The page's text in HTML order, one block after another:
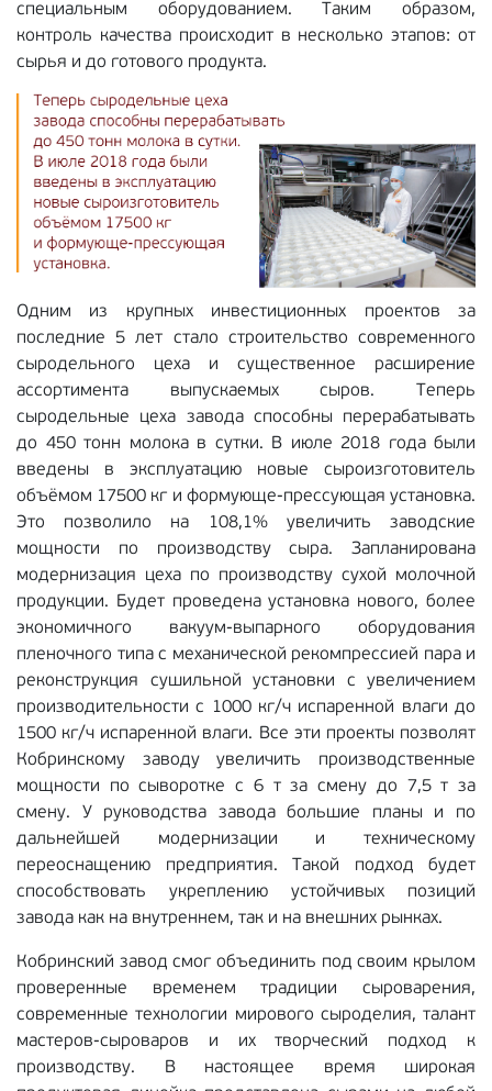
специальным оборудованием. Таким образом,
контроль качества происходит в несколько этапов: от
сырья и до готового продукта.
Одним из крупных инвестиционных проектов за
последние 5 лет стало строительство современного
сыродельного цеха и существенное расширение
ассортимента выпускаемых сыров. Теперь
сыродельные цеха завода способны перерабатывать
до 450 тонн молока в сутки. В июле 2018 года были
введены в эксплуатацию новые сыроизготовитель
объёмом 17500 кг и формующе-прессующая установка.
Это позволило на 108,1% увеличить заводские
мощности по производству сыра. Запланирована
модернизация цеха по производству сухой молочной
продукции. Будет проведена установка нового, более
экономичного вакуум-выпарного оборудования
пленочного типа с механической рекомпрессией пара и
реконструкция сушильной установки с увеличением
производительности с 1000 кг/ч испаренной влаги до
1500 кг/ч испаренной влаги. Все эти проекты позволят
Кобринскому заводу увеличить производственные
мощности по сыворотке с 6 т за смену до 7,5 т за
смену. У руководства завода большие планы и по
дальнейшей модернизации и техническому
переоснащению предприятия. Такой подход будет
способствовать укреплению устойчивых позиций
завода как на внутреннем, так и на внешних рынках.
Кобринский завод смог объединить под своим крылом
проверенные временем традиции сыроварения,
современные технологии мирового сыроделия, талант
мастеров-сыроваров и их творческий подход к
производству. В настоящее время широкая